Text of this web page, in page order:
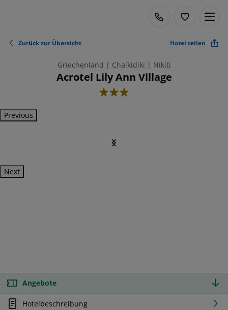
Zurück zur Übersicht Hotel teilen
Griechenland | Chalkidiki | Nikiti
Acrotel Lily Ann Village
3
Previous
Next
Angebote
Hotelbeschreibung